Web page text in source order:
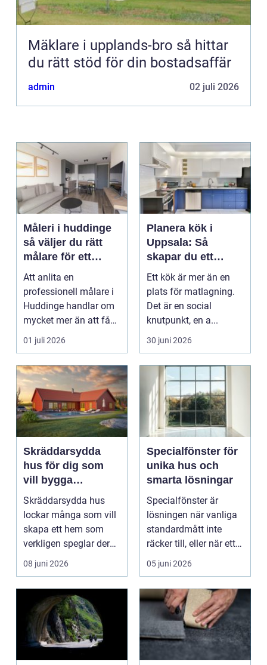
Mäklare i upplands-bro så hittar
du rätt stöd för din bostadsaffär
admin 02 juli 2026
Måleri i huddinge
så väljer du rätt
målare för ett
hållbart resultat
Att anlita en
professionell målare i
Huddinge handlar om
mycket mer än att få
nya färger på
väggarna...
01 juli 2026
Planera kök i
Uppsala: Så
skapar du ett
funktionellt och
hållbart kök
Ett kök är mer än en
plats för matlagning.
Det är en social
knutpunkt, en a...
30 juni 2026
Skräddarsydda
hus för dig som
vill bygga
personligt och
hållbart
Skräddarsydda hus
lockar många som vill
skapa ett hem som
verkligen speglar deras
liv, sm...
08 juni 2026
Specialfönster för
unika hus och
smarta lösningar
Specialfönster är
lösningen när vanliga
standardmått inte
räcker till, eller när ett
hus behöver fön...
05 juni 2026